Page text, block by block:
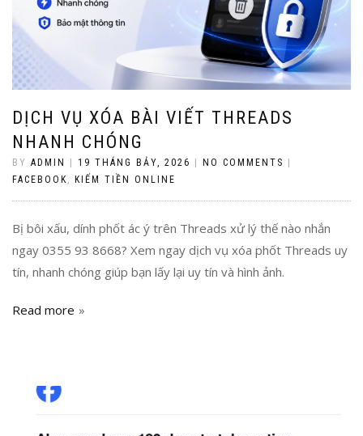
DỊCH VỤ XÓA BÀI VIẾT THREADS
NHANH CHÓNG
BY ADMIN 19 THÁNG BẢY, 2026 NO COMMENTS
FACEBOOK, KIẾM TIỀN ONLINE
Bị bôi xấu, dính phốt ác ý trên Threads xử lý thế nào nhắn
ngay 0355 93 8668? Xem ngay dịch vụ xóa phốt Threads uy
tín, nhanh chóng giúp bạn lấy lại uy tín và hình ảnh.
Read more